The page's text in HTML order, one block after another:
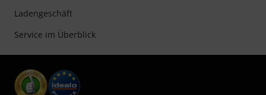
Ladengeschäft
Service im Überblick